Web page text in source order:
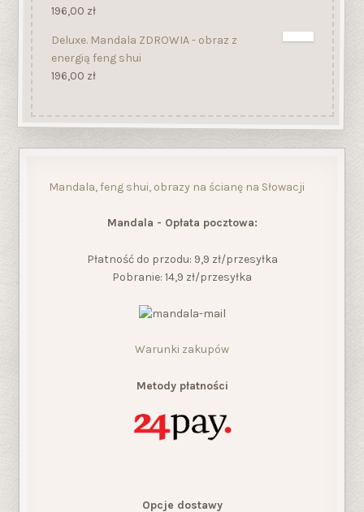
196,00 zł
Deluxe. Mandala ZDROWIA - obraz z
energią feng shui
196,00 zł
Mandala, feng shui, obrazy na ścianę na Słowacji
Mandala - Opłata pocztowa:
Płatność do przodu: 9,9 zł/przesyłka
Pobranie: 14,9 zł/przesyłka
Warunki zakupów
Metody płatności
Opcje dostawy